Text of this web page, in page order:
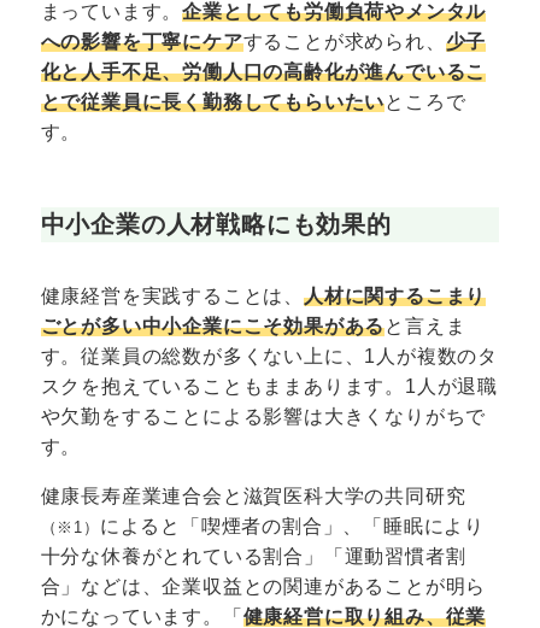
まっています。企業としても労働負荷やメンタル
への影響を丁寧にケアすることが求められ、 少子
化と人手不足、労働人口の高齢化が進んでいるこ
とで従業員に長く勤務してもらいたいところで
す。
中小企業の人材戦略にも効果的
健康経営を実践することは、 人材に関するこまり
ごとが多い中小企業にこそ効果があると言えま
す。従業員の総数が多くない上に、1人が複数のタ
スクを抱えていることもままあります。1人が退職
や欠勤をすることによる影響は大きくなりがちで
す。
健康長寿産業連合会と滋賀医科大学の共同研究
（※1） によると「喫煙者の割合」、「睡眠により
十分な休養がとれている割合」「運動習慣者割
合」などは、企業収益との関連があることが明ら
かになっています。「 健康経営に取り組み、従業